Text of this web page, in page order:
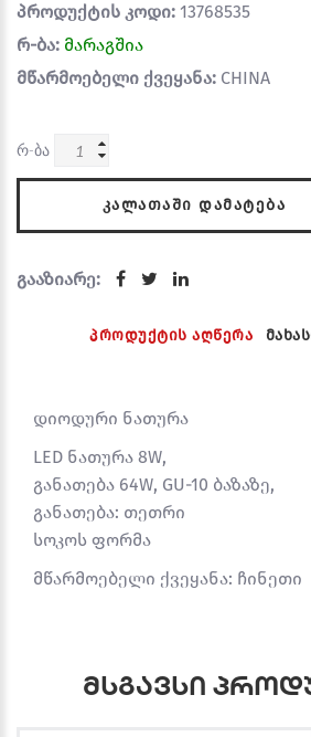
პროდუქტის კოდი: 13768535
რ-ბა: მარაგშია
მწარმოებელი ქვეყანა: CHINA
რ-ბა
ᲙᲐᲚᲐᲗᲐᲨᲘ ᲓᲐᲛᲐᲢᲔᲑᲐ
გააზიარე:
პროდუქტის აღწერა
დიოდური ნათურა
LED ნათურა 8W,
განათება 64W, GU-10 ბაზაზე,
განათება: თეთრი
სოკოს ფორმა
მწარმოებელი ქვეყანა: ჩინეთი
მსგავსი